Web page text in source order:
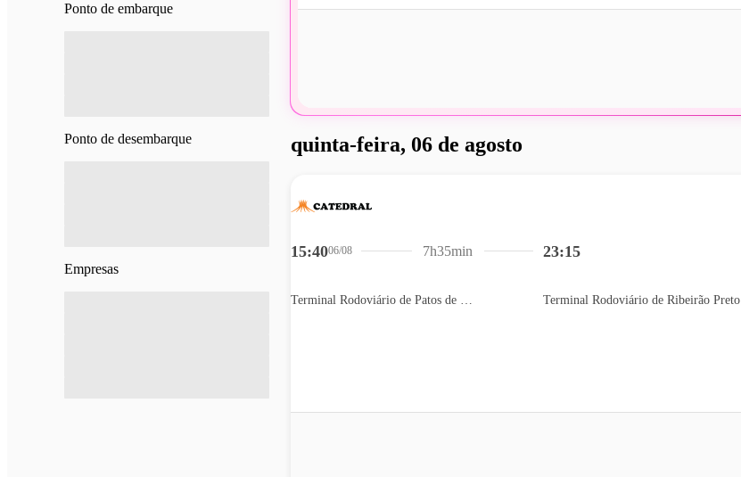
Ponto de embarque
Ponto de desembarque
Empresas
quinta-feira, 06 de agosto
15:4006/08 23:15
Terminal Rodoviário de Ribeirão Preto
7h35min